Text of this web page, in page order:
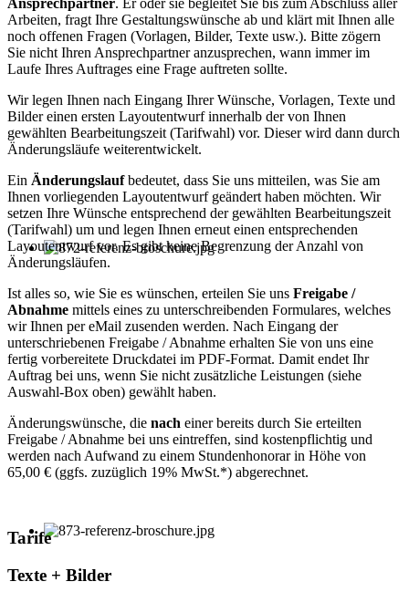
Arbeiten, fragt Ihre Gestaltungswünsche ab und klärt mit Ihnen alle
noch offenen Fragen (Vorlagen, Bilder, Texte usw.). Bitte zögern
Sie nicht Ihren Ansprechpartner anzusprechen, wann immer im
Laufe Ihres Auftrages eine Frage auftreten sollte.
Wir legen Ihnen nach Eingang Ihrer Wünsche, Vorlagen, Texte und
Bilder einen ersten Layoutentwurf innerhalb der von Ihnen
gewählten Bearbeitungszeit (Tarifwahl) vor. Dieser wird dann durch
Änderungsläufe weiterentwickelt.
Ein Änderungslaufbedeutet, dass Sie uns mitteilen, was Sie am
Ihnen vorliegenden Layoutentwurf geändert haben möchten. Wir
setzen Ihre Wünsche entsprechend der gewählten Bearbeitungszeit
(Tarifwahl) um und legen Ihnen erneut einen entsprechenden
Layoutentwurf vor. Es gibt keine Begrenzung der Anzahl von
Änderungsläufen.
Ist alles so, wie Sie es wünschen, erteilen Sie uns Freigabe /
Abnahme mittels eines zu unterschreibenden Formulares, welches
wir Ihnen per eMail zusenden werden. Nach Eingang der
unterschriebenen Freigabe / Abnahme erhalten Sie von uns eine
fertig vorbereitete Druckdatei im PDF-Format. Damit endet Ihr
Auftrag bei uns, wenn Sie nicht zusätzliche Leistungen (siehe
Auswahl-Box oben) gewählt haben.
Änderungswünsche, die nach einer bereits durch Sie erteilten
Freigabe / Abnahme bei uns eintreffen, sind kostenpflichtig und
werden nach Aufwand zu einem Stundenhonorar in Höhe von
65,00 € (ggfs. zuzüglich 19% MwSt.*) abgerechnet.
Tarife
Texte + Bilder